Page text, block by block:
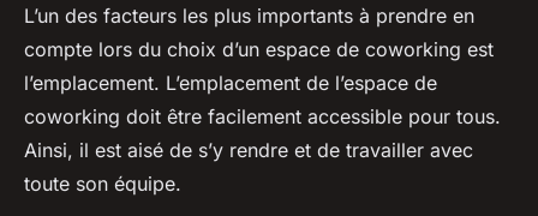
L’un des facteurs les plus importants à prendre en
compte lors du choix d’un espace de coworking est
l’emplacement. L’emplacement de l’espace de
coworking doit être facilement accessible pour tous.
Ainsi, il est aisé de s’y rendre et de travailler avec
toute son équipe.